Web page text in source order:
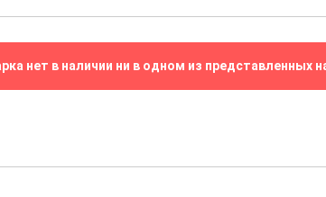
нет в наличии ни в одном из представленных